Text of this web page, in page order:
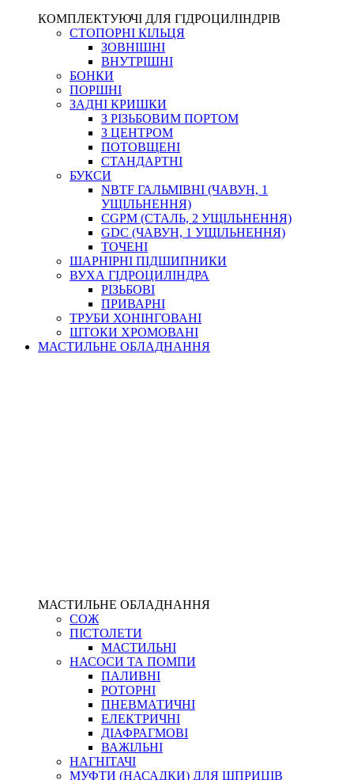
КОМПЛЕКТУЮЧІ ДЛЯ ГІДРОЦИЛІНДРІВ
СТОПОРНІ КІЛЬЦЯ
ЗОВНІШНІ
ВНУТРІШНІ
БОНКИ
ПОРШНІ
ЗАДНІ КРИШКИ
З РІЗЬБОВИМ ПОРТОМ
З ЦЕНТРОМ
ПОТОВЩЕНІ
СТАНДАРТНІ
БУКСИ
NBTF ГАЛЬМІВНІ (ЧАВУН, 1
УЩІЛЬНЕННЯ)
CGPM (СТАЛЬ, 2 УЩІЛЬНЕННЯ)
GDC (ЧАВУН, 1 УЩІЛЬНЕННЯ)
ТОЧЕНІ
ШАРНІРНІ ПІДШИПНИКИ
ВУХА ГІДРОЦИЛІНДРА
РІЗЬБОВІ
ПРИВАРНІ
ТРУБИ ХОНІНГОВАНІ
ШТОКИ ХРОМОВАНІ
МАСТИЛЬНЕ ОБЛАДНАННЯ
МАСТИЛЬНЕ ОБЛАДНАННЯ
СОЖ
ПІСТОЛЕТИ
МАСТИЛЬНІ
НАСОСИ ТА ПОМПИ
ПАЛИВНІ
РОТОРНІ
ПНЕВМАТИЧНІ
ЕЛЕКТРИЧНІ
ДІАФРАГМОВІ
ВАЖІЛЬНІ
НАГНІТАЧІ
МУФТИ (НАСАДКИ) ДЛЯ ШПРИЦІВ